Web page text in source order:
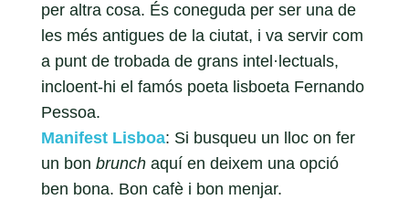
per altra cosa. És coneguda per ser una de
les més antigues de la ciutat, i va servir com
a punt de trobada de grans intel·lectuals,
incloent-hi el famós poeta lisboeta Fernando
Pessoa.
Manifest Lisboa: Si busqueu un lloc on fer
un bon brunchaquí en deixem una opció
ben bona. Bon cafè i bon menjar.